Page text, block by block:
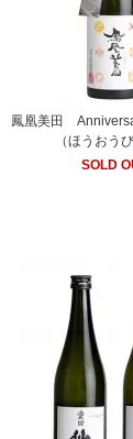
鳳凰美田
（ほうおう
SOLD